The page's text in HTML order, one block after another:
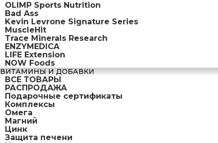
OLIMP Sports Nutrition
Bad Ass
Kevin Levrone Signature Series
MuscleHit
Trace Minerals Research
ENZYMEDICA
LIFE Extension
NOW Foods
ВИТАМИНЫ И ДОБАВКИ
ВСЕ ТОВАРЫ
РАСПРОДАЖА
Подарочные сертификаты
Комплексы
Омега
Магний
Цинк
Защита печени